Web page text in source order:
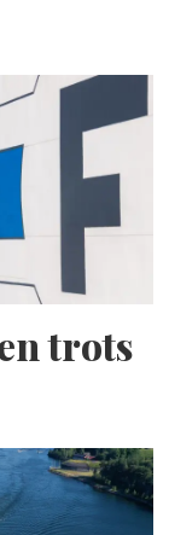
trots